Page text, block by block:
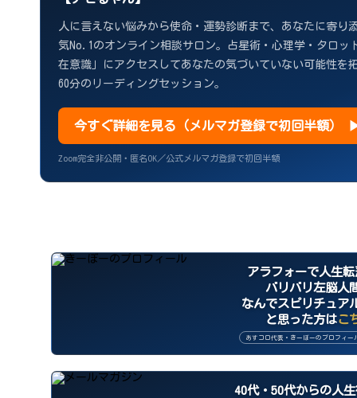
人に言えない悩みから使命・運勢診断まで、あなたに寄
気No.1のオンライン相談サロン。占星術・心理学・タロ
在意識」にアクセスしてあなたの気づいていない可能性を
60分のリーディングセッション。
今すぐ詳細を見る（メルマガ登録で初回半額）
Zoom完全非公開・匿名OK／公式メルマガ登録で初回半額
アラフォーで人生
バリバリ左脳人
なんでスピリチュア
と思った方はこ
あすコロ代表・きーぼーのプロフィー
40代・50代からの人